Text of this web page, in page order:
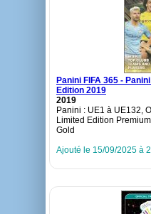
Panini FIFA 365 -
Edition 2019
2019
Panini : UE1 à UE132,
Limited Edition
Gold
Ajouté le 15/09/2025 à